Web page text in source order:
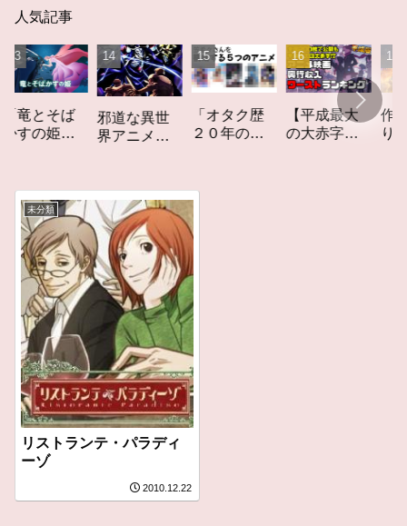
人気記事
そば
姫」
邪道な異世
界アニメ
ビュー
「オタク歴
２０年の私
メ」アニメ
コラム #私を
構成する5つ
のアニメ
【平成最大
の大赤字】
作家性の
りかす「
未分類
リストランテ・パラディ
ーゾ
2010.12.22